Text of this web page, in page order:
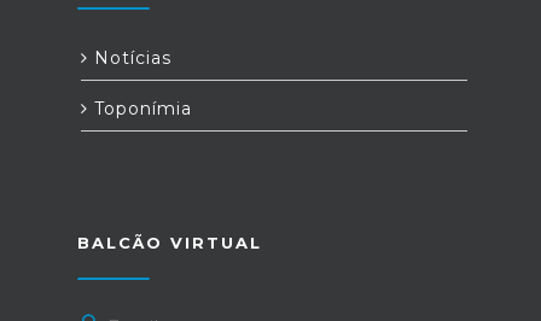
Notícias
Toponímia
BALCÃO VIRTUAL